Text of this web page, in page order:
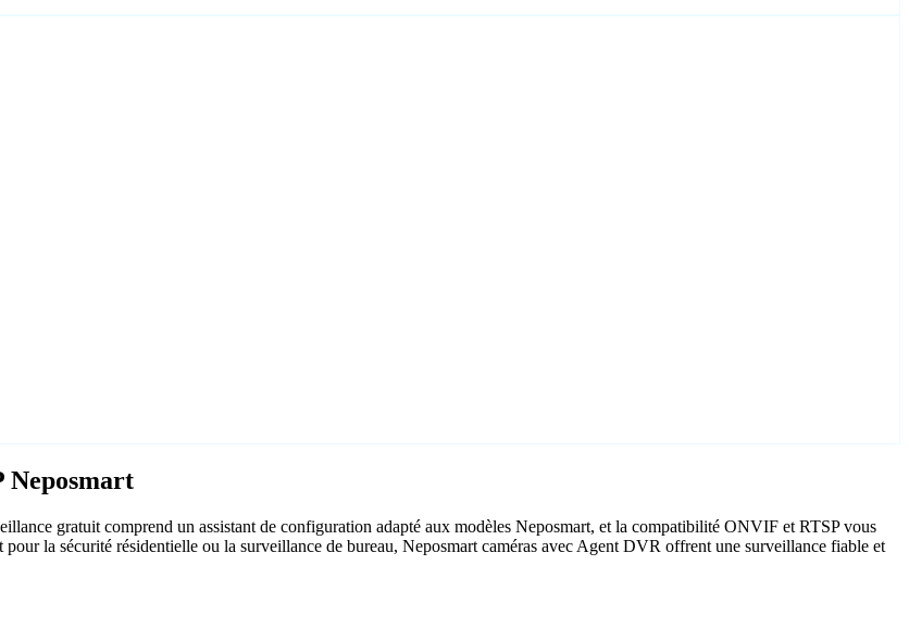
Neposmart
gratuit comprend un assistant de configuration adapté aux modèles Neposmart, et la compatibilité ONVIF et RTSP vous
la sécurité résidentielle ou la surveillance de bureau, Neposmart caméras avec Agent DVR offrent une surveillance fiable et